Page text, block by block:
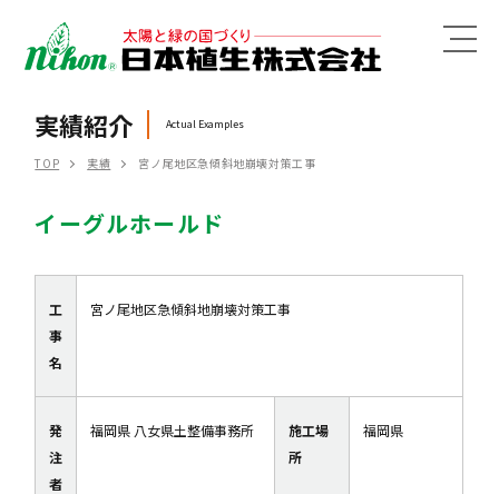
MENU
実績紹介 Actual Examples
TOP 実績 宮ノ尾地区急傾斜地崩壊対策工事
イーグルホールド
工
事
名
宮ノ尾地区急傾斜地崩壊対策工事
発
注
者
福岡県 八女県土整備事務所
施工場
所
福岡県